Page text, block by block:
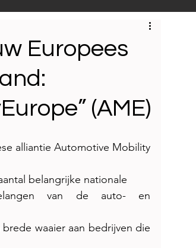
Europees
(AME)
alliantie Automotive Mobility
belangrijke nationale
van de auto- en
waaier aan bedrijven die